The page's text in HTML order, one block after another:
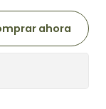
ahora